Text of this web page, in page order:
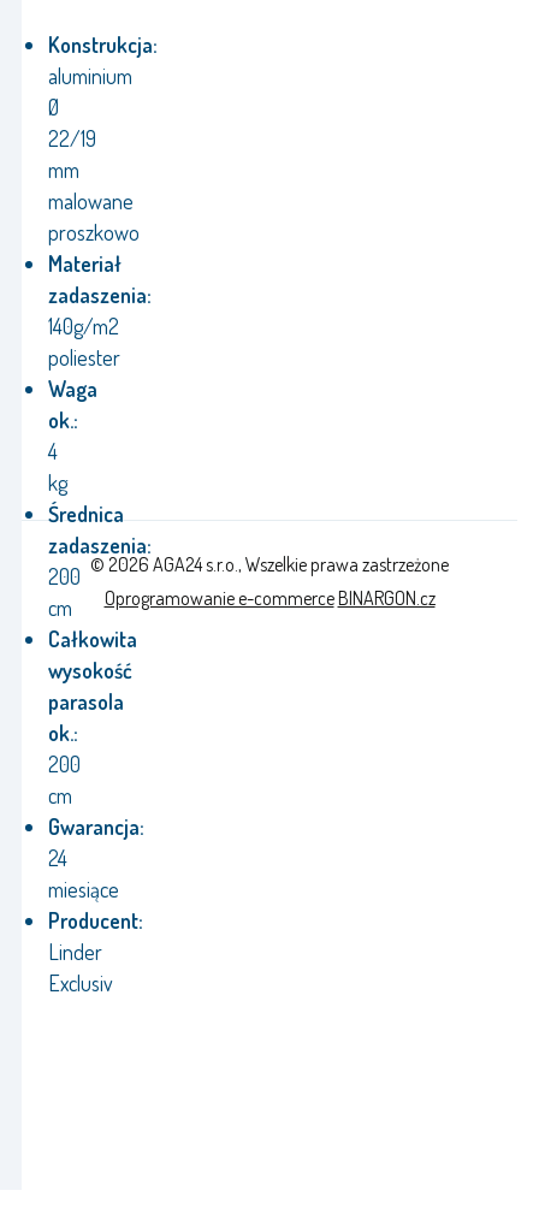
Konstrukcja:
aluminium
Ø
22/19
mm
malowane
proszkowo
Materiał
zadaszenia:
140g/m2
poliester
Waga
ok.:
4
kg
Średnica
zadaszenia:
200
cm
Całkowita
wysokość
parasola
ok.:
200
cm
Gwarancja:
24
miesiące
Producent:
Linder
Exclusiv
© 2026 AGA24 s.r.o., Wszelkie prawa zastrzeżone
Oprogramowanie e-commerceBINARGON.cz